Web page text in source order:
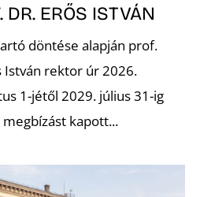
DR. ERŐS ISTVÁN
döntése alapján prof.
István rektor úr 2026.
1-jétől 2029. július 31-ig
kapott...